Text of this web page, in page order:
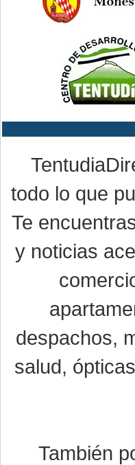
todo lo que
Te
y noticias
despachos,
salud,
También